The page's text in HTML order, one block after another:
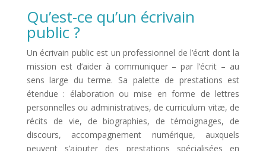
Qu’est-ce qu’un écrivain
public ?
Un écrivain public est un professionnel de l’écrit dont la
mission est d’aider à communiquer – par l’écrit – au
sens large du terme. Sa palette de prestations est
étendue : élaboration ou mise en forme de lettres
personnelles ou administratives, de curriculum vitæ, de
récits de vie, de biographies, de témoignages, de
discours, accompagnement numérique, auxquels
peuvent s’ajouter des prestations spécialisées en